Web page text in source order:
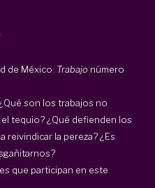
de México. Trabajo número
son los trabajos no
tequio? ¿Qué defienden los
reivindicar la pereza? ¿Es
que participan en este